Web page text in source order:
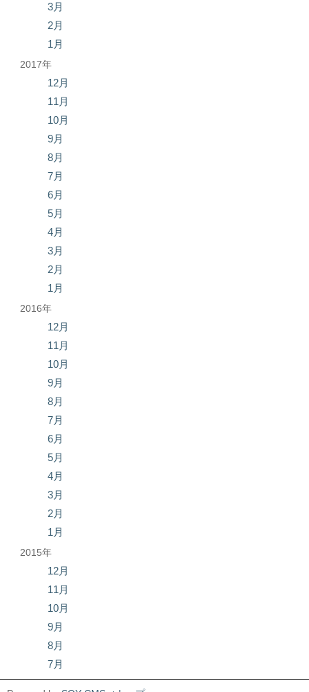
3月
2月
1月
2017年
12月
11月
10月
9月
8月
7月
6月
5月
4月
3月
2月
1月
2016年
12月
11月
10月
9月
8月
7月
6月
5月
4月
3月
2月
1月
2015年
12月
11月
10月
9月
8月
7月